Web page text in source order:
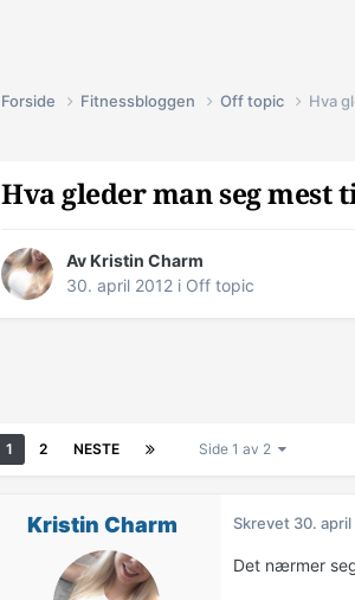
Forside Fitnessbloggen Off topic Hva
Hva gleder man seg mest
AvKristin Charm
30. april 2012 i Off topic
1 2 NESTE Side 1 av 2
Kristin Charm Skrevet 30. april
Det nærmer